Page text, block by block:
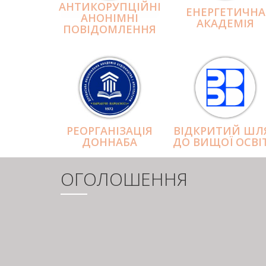
АНТИКОРУПЦІЙНІ
АНОНІМНІ
ПОВІДОМЛЕННЯ
ЕНЕРГЕТИЧНА
АКАДЕМІЯ
РЕОРГАНІЗАЦІЯ
ДОННАБА
ВІДКРИТИЙ
ДО ВИЩОЇ
ОГОЛОШЕННЯ